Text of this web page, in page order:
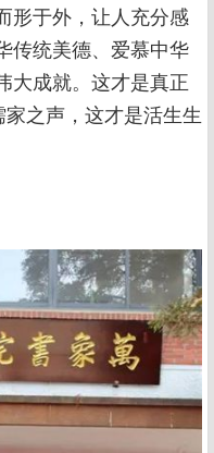
形于外，让人充分感
传统美德、爱慕中华
大成就。这才是真正
之声，这才是活生生